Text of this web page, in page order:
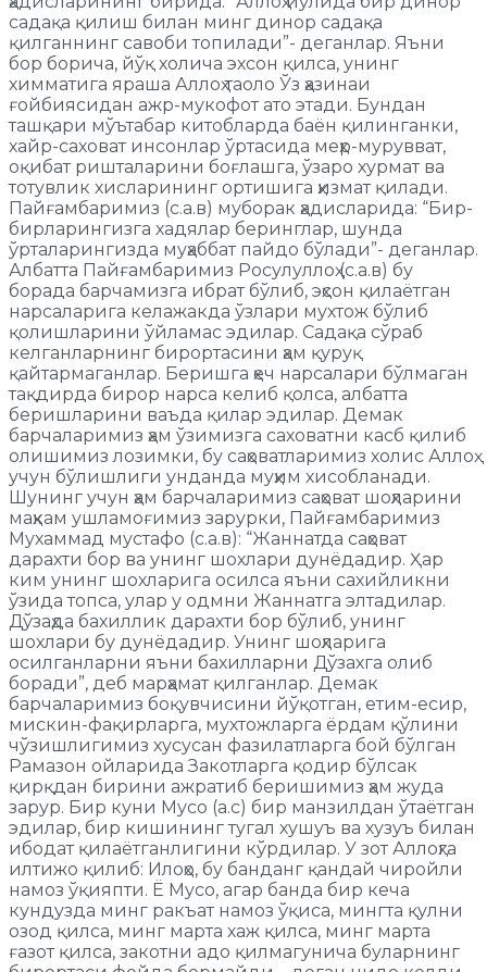
садақа қилиш билан минг динор садақа
қилганнинг савоби топилади”- деганлар. Яъни
бор борича, йўқ холича эхсон қилса, унинг
химматига яраша Аллоҳ таоло Ўз ҳазинаи
ғойбиясидан ажр-мукофот ато этади. Бундан
ташқари мўътабар китобларда баён қилинганки,
хайр-саховат инсонлар ўртасида меҳр-мурувват,
оқибат ришталарини боғлашга, ўзаро хурмат ва
тотувлик хисларининг ортишига ҳизмат қилади.
Пайғамбаримиз (с.а.в) муборак ҳадисларида: “Бир-
бирларингизга хадялар беринглар, шунда
ўрталарингизда муҳаббат пайдо бўлади”- деганлар.
Албатта Пайғамбаримиз Росулуллоҳ (с.а.в) бу
борада барчамизга ибрат бўлиб, эҳсон қилаётган
нарсаларига келажакда ўзлари мухтож бўлиб
қолишларини ўйламас эдилар. Садақа сўраб
келганларнинг бирортасини ҳам қуруқ
қайтармаганлар. Беришга ҳеч нарсалари бўлмаган
тақдирда бирор нарса келиб қолса, албатта
беришларини ваъда қилар эдилар. Демак
барчаларимиз ҳам ўзимизга саховатни касб қилиб
олишимиз лозимки, бу саҳоватларимиз холис Аллоҳ
учун бўлишлиги унданда муҳим хисобланади.
Шунинг учун ҳам барчаларимиз саҳоват шоҳларини
маҳкам ушламоғимиз зарурки, Пайғамбаримиз
Мухаммад мустафо (с.а.в): “Жаннатда саҳоват
дарахти бор ва унинг шохлари дунёдадир. Ҳар
ким унинг шохларига осилса яъни сахийликни
ўзида топса, улар у одмни Жаннатга элтадилар.
Дўзаҳда бахиллик дарахти бор бўлиб, унинг
шохлари бу дунёдадир. Унинг шоҳларига
осилганларни яъни бахилларни Дўзахга олиб
боради”, деб марҳамат қилганлар. Демак
барчаларимиз боқувчисини йўқотган, етим-есир,
мискин-фақирларга, мухтожларга ёрдам қўлини
чўзишлигимиз хусусан фазилатларга бой бўлган
Рамазон ойларида Закотларга қодир бўлсак
қирқдан бирини ажратиб беришимиз ҳам жуда
зарур. Бир куни Мусо (а.с) бир манзилдан ўтаётган
эдилар, бир кишининг тугал хушуъ ва хузуъ билан
ибодат қилаётганлигини кўрдилар. У зот Аллоҳга
илтижо қилиб: Илоҳо, бу банданг қандай чиройли
намоз ўқияпти. Ё Мусо, агар банда бир кеча
кундузда минг ракъат намоз ўқиса, мингта қулни
озод қилса, минг марта хаж қилса, минг марта
ғазот қилса, закотни адо қилмагунича буларнинг